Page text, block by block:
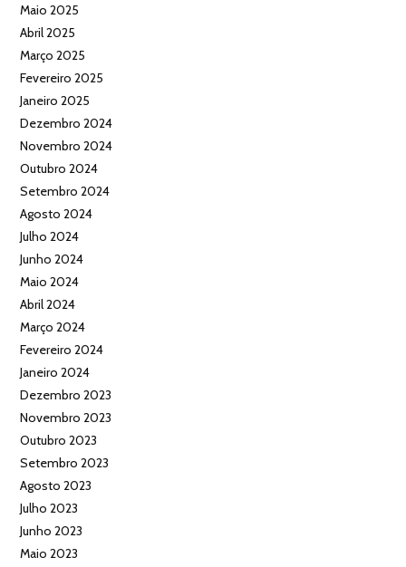
Maio 2025
Abril 2025
Março 2025
Fevereiro 2025
Janeiro 2025
Dezembro 2024
Novembro 2024
Outubro 2024
Setembro 2024
Agosto 2024
Julho 2024
Junho 2024
Maio 2024
Abril 2024
Março 2024
Fevereiro 2024
Janeiro 2024
Dezembro 2023
Novembro 2023
Outubro 2023
Setembro 2023
Agosto 2023
Julho 2023
Junho 2023
Maio 2023